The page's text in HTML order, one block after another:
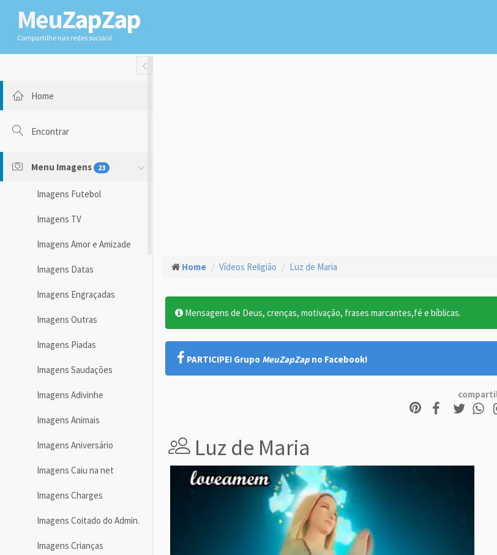
MeuZapZap
Compartilhe nas redes sociais!
Toggle Fullwidth
Home
Encontrar
Menu Imagens 23
Imagens Futebol
Imagens TV
Imagens Amor e Amizade
Imagens Datas
Imagens Engraçadas
Imagens Outras
Imagens Piadas
Imagens Saudações
Imagens Adivinhe
Imagens Animais
Imagens Aniversário
Imagens Caiu na net
Imagens Charges
Imagens Coitado do Admin.
Imagens Crianças
Home Vídeos Religião Luz de Maria
Mensagens de Deus, crenças, motivação, frases marcantes,fé e bíblicas.
PARTICIPE! Grupo MeuZapZap no Facebook!
Luz de Maria